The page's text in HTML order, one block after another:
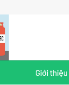
Giới thiệu